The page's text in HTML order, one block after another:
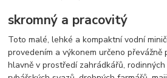
skromný a pracovitý
Toto malé, lehké a kompaktní vodní
provedením a výkonem určeno převážně
hlavně v prostředí zahrádkářů,